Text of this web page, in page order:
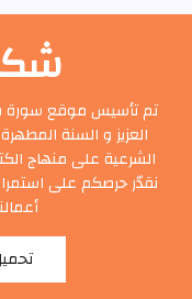
تم تأسيس موقع سورة
العزيز و السنة
الشرعية على منهاج
نقدّر حرصكم على